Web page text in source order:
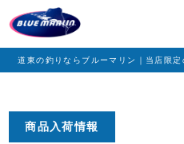
道東の釣りならブルーマリン｜当店限
商品入荷情報